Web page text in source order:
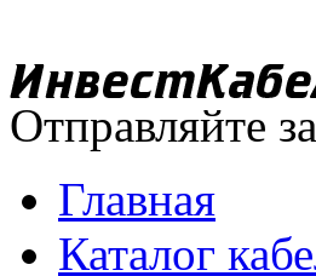
Отправляйте
Главная
Каталог